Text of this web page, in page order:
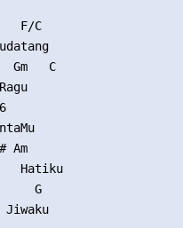
F/C
C
Am
Hatiku
G
Jiwaku